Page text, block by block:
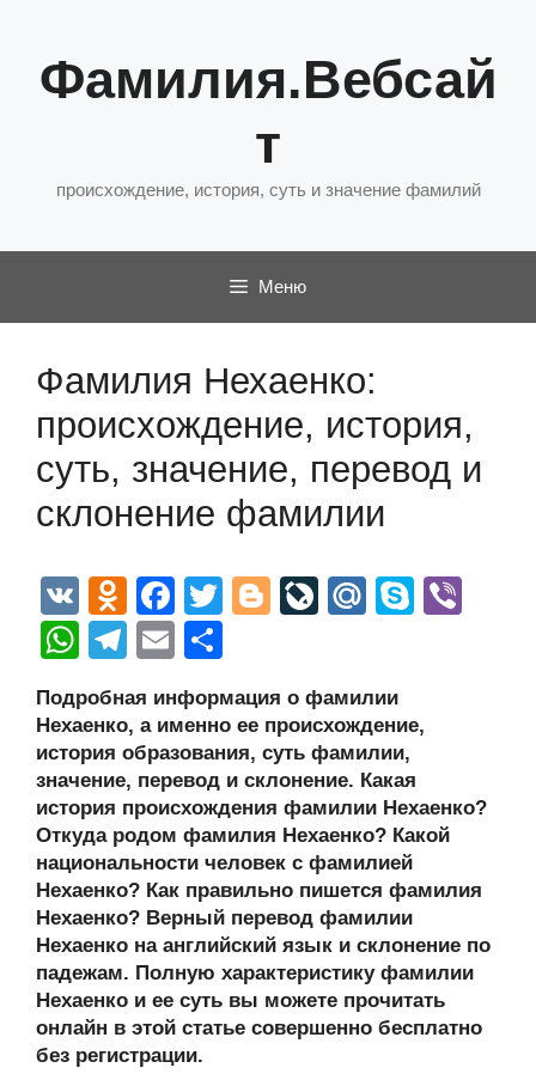
содержимому
Фамилия.Вебсай
т
происхождение, история, суть и значение фамилий
Меню
Фамилия Нехаенко:
происхождение, история,
суть, значение, перевод и
склонение фамилии
V
K
O
d
n
o
kl
a
ss
ni
ki
F
a
c
e
b
o
o
k
T
er
Bl
g
er
Li
J
o
ur
n
al
M
u
S
e
W
at
s
A
p
p
T
e
gr
a
m
E
ail р
а
в
и
ть
Подробная информация о фамилии
Нехаенко, а именно ее происхождение,
история образования, суть фамилии,
значение, перевод и склонение. Какая
история происхождения фамилии Нехаенко?
Откуда родом фамилия Нехаенко? Какой
национальности человек с фамилией
Нехаенко? Как правильно пишется фамилия
Нехаенко? Верный перевод фамилии
Нехаенко на английский язык и склонение по
падежам. Полную характеристику фамилии
Нехаенко и ее суть вы можете прочитать
онлайн в этой статье совершенно бесплатно
без регистрации.